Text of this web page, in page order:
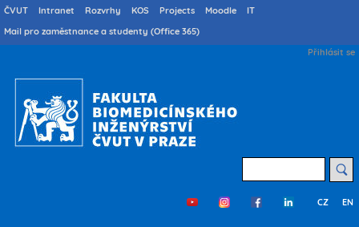
Přejít
k
hlavnímu
Druhé
menu
ČVUT Intranet Rozvrhy KOS Projects Moodle
IT
Mail pro zaměstnance a studenty (Office 365)
User
Přihlásit se
Třetí
CZ EN